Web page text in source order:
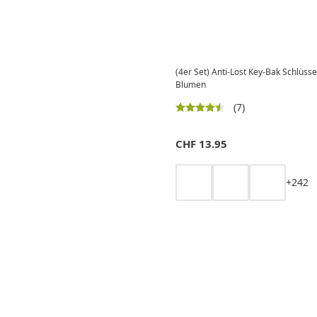
(4er Set) Anti-Lost Key-Bak
Blumen
(7)
CHF 13.95
+242